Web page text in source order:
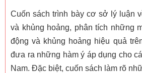
Cuốn sách trình bày cơ sở lý luận
và khủng hoảng, phân tích những
động và khủng hoảng hiệu quả
đưa ra những hàm ý áp dụng cho
Nam. Đặc biệt, cuốn sách làm rõ